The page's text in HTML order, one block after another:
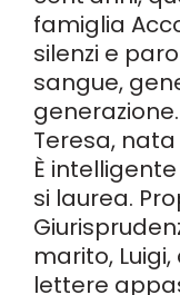
famiglia
silenzi e
sangue,
Teresa, nata
È
si laurea.
marito,
lettere